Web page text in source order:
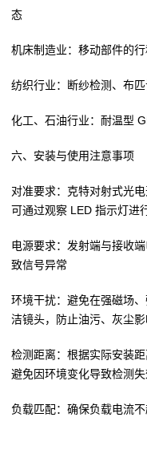
态
机床制造业：移动部件的
纺织行业：断纱检测、布
化工、石油行业：耐温型
六、安装与使用注意事项
对准要求：克特对射式光
可通过观察 LED 指示灯进
电源要求：发射端与接收
致信号异常
环境干扰：避免在强磁场
洁镜头，防止油污、灰尘
检测距离：根据实际安装
避免因环境变化导致检测
负载匹配：确保负载电流